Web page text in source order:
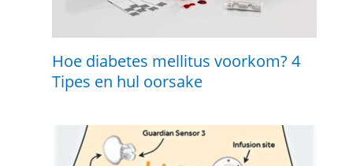
Hoe diabetes mellitus voorkom? 4
Tipes en hul oorsake